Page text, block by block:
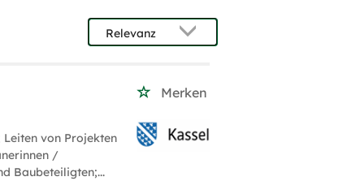
Merken
von Projekten
/
Baubeteiligten;...